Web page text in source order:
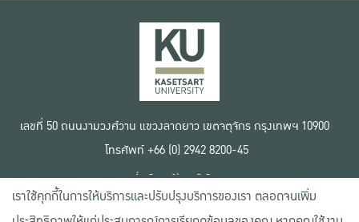
เลขที่ 50 ถนนงามวงศ์วาน แขวงลาดยาว เขตจตุจักร กรุงเทพฯ 10900
โทรศัพท์ +66 (0) 2942 8200-45
เงื่อนไขการใช้งานเว็บไซต์
ข้อตกลงด้านสิทธิ์ใช้งาน
นโยบายความเป็นส่วนตัว
เราใช้คุกกี้ในการให้บริการและปรับปรุงบริการของเรา ตลอดจนเพิ่ม